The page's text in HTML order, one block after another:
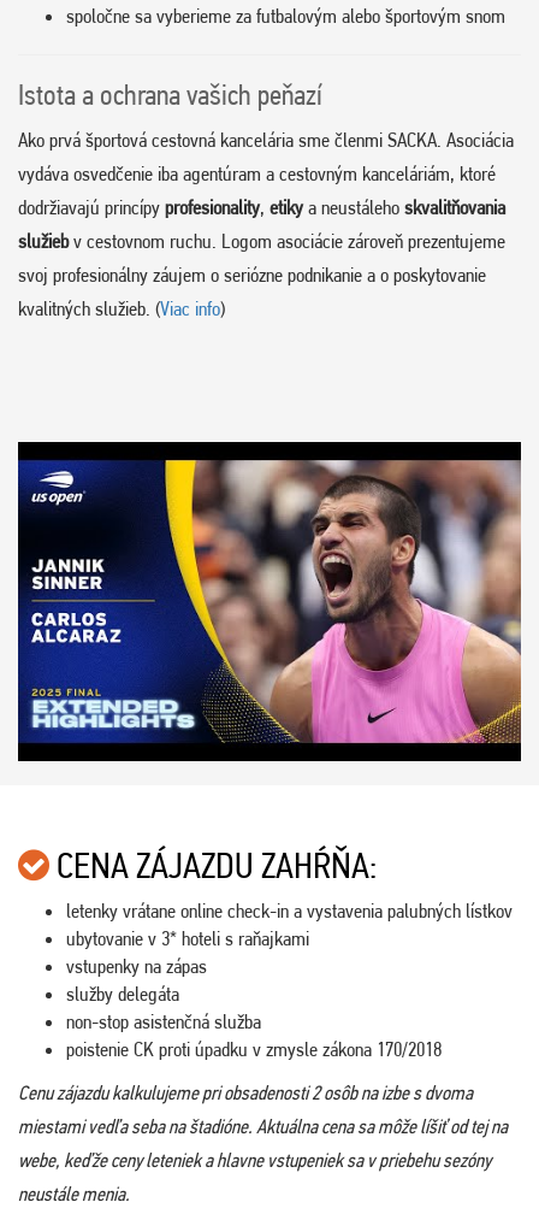
spoločne sa vyberieme za futbalovým alebo športovým snom
Istota a ochrana vašich peňazí
Ako prvá športová cestovná kancelária sme členmi SACKA. Asociácia
vydáva osvedčenie iba agentúram a cestovným kanceláriám, ktoré
dodržiavajú princípy profesionality, etikya neustáleho skvalitňovania
služiebv cestovnom ruchu. Logom asociácie zároveň prezentujeme
svoj profesionálny záujem o seriózne podnikanie a o poskytovanie
kvalitných služieb. (Viac info)
CENA ZÁJAZDU ZAHŔŇA:
letenky vrátane online check-in a vystavenia palubných lístkov
ubytovanie v 3* hoteli s raňajkami
vstupenky na zápas
služby delegáta
non-stop asistenčná služba
poistenie CK proti úpadku v zmysle zákona 170/2018
Cenu zájazdu kalkulujeme pri obsadenosti 2 osôb na izbe s dvoma
miestami vedľa seba na štadióne. Aktuálna cena sa môže líšiť od tej na
webe, keďže ceny leteniek a hlavne vstupeniek sa v priebehu sezóny
neustále menia.